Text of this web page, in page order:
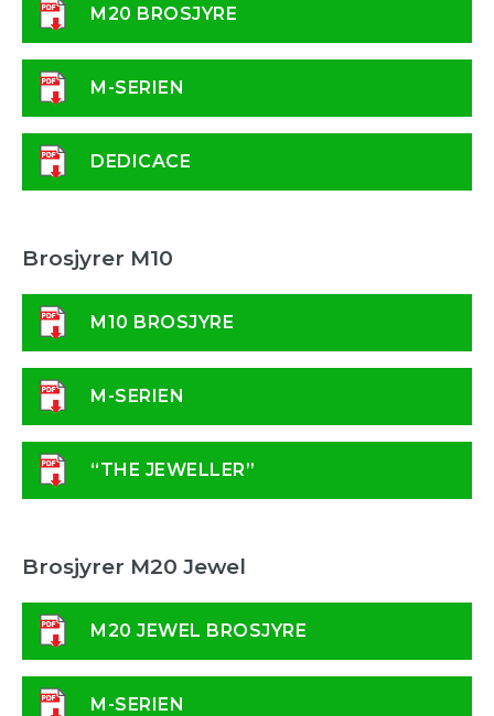
M20 BROSJYRE
M-SERIEN
DEDICACE
Brosjyrer M10
M10 BROSJYRE
M-SERIEN
“THE JEWELLER”
Brosjyrer M20 Jewel
M20 JEWEL BROSJYRE
M-SERIEN